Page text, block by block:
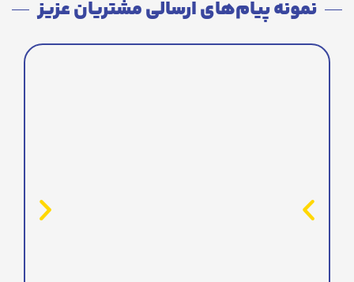
نمونه پیام‌های ارسالی مشتریان عزیز